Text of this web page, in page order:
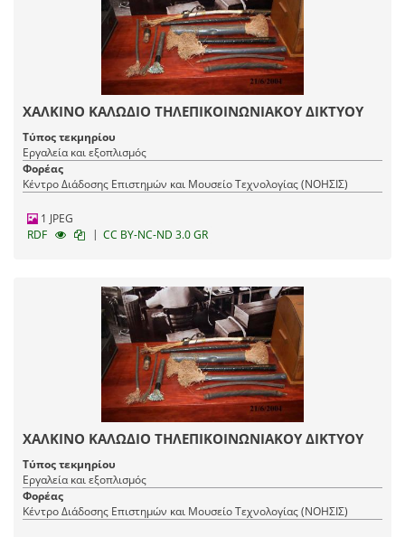
ΧΑΛΚΙΝΟ ΚΑΛΩΔΙΟ ΤΗΛΕΠΙΚΟΙΝΩΝΙΑΚΟΥ ΔΙΚΤΥΟΥ
Τύπος τεκμηρίου
Εργαλεία και εξοπλισμός
Φορέας
Κέντρο Διάδοσης Επιστημών και Μουσείο Τεχνολογίας (ΝΟΗΣΙΣ)
1 JPEG
RDF
| CC BY-NC-ND 3.0 GR
ΧΑΛΚΙΝΟ ΚΑΛΩΔΙΟ ΤΗΛΕΠΙΚΟΙΝΩΝΙΑΚΟΥ ΔΙΚΤΥΟΥ
Τύπος τεκμηρίου
Εργαλεία και εξοπλισμός
Φορέας
Κέντρο Διάδοσης Επιστημών και Μουσείο Τεχνολογίας (ΝΟΗΣΙΣ)